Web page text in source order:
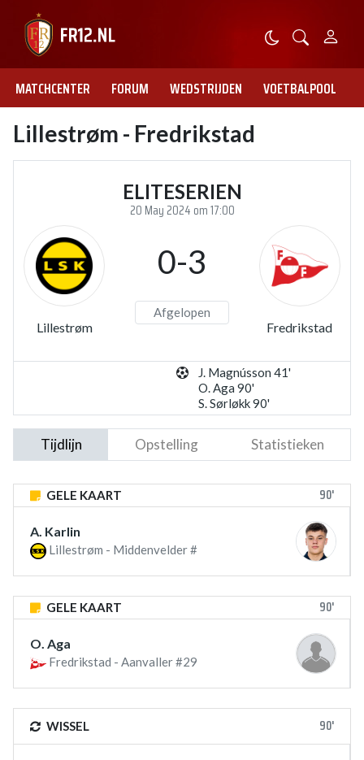
MATCHCENTER FORUM WEDSTRIJDEN VOETBALPOOL
Lillestrøm - Fredrikstad
ELITESERIEN
20 May 2024 om 17:00
Lillestrøm
0-3
Afgelopen
Fredrikstad
J. Magnússon 41'
O. Aga 90'
S. Sørløkk 90'
Tijdlijn Opstelling Statistieken
GELE KAART 90'
A. Karlin
Lillestrøm - Middenvelder #
GELE KAART 90'
O. Aga
Fredrikstad - Aanvaller #29
WISSEL 90'